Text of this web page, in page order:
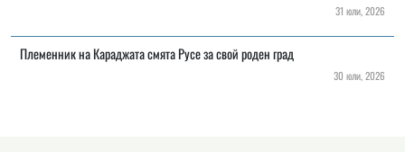
31 юли, 2026
Племенник на Караджата смята Русе за свой роден град
30 юли, 2026